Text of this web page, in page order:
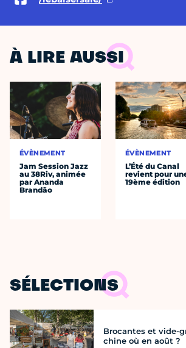
À LIRE AUSSI
ÉVÈNEMENT
Jam Session Jazz
au 38Riv, animée
par Ananda
Brandão
ÉVÈNEMENT
L’Été du Canal
revient pour
19ème édition
SÉLECTIONS
Brocantes et vide-
chine où en août ?